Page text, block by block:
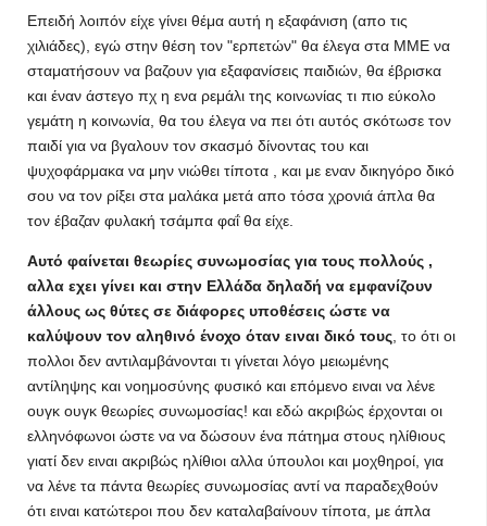
Επειδή λοιπόν είχε γίνει θέμα αυτή η εξαφάνιση (απο τις
χιλιάδες), εγώ στην θέση τον "ερπετών" θα έλεγα στα ΜΜΕ να
σταματήσουν να βαζουν για εξαφανίσεις παιδιών, θα έβρισκα
και έναν άστεγο πχ η ενα ρεμάλι της κοινωνίας τι πιο εύκολο
γεμάτη η κοινωνία, θα του έλεγα να πει ότι αυτός σκότωσε τον
παιδί για να βγαλουν τον σκασμό δίνοντας του και
ψυχοφάρμακα να μην νιώθει τίποτα , και με εναν δικηγόρο δικό
σου να τον ρίξει στα μαλάκα μετά απο τόσα χρονιά άπλα θα
τον έβαζαν φυλακή τσάμπα φαΐ θα είχε.
Αυτό φαίνεται θεωρίες συνωμοσίας για τους πολλούς ,
αλλα εχει γίνει και στην Ελλάδα δηλαδή να εμφανίζουν
άλλους ως θύτες σε διάφορες υποθέσεις ώστε να
καλύψουν τον αληθινό ένοχο όταν ειναι δικό τους , το ότι οι
πολλοι δεν αντιλαμβάνονται τι γίνεται λόγο μειωμένης
αντίληψης και νοημοσύνης φυσικό και επόμενο ειναι να λένε
ουγκ ουγκ θεωρίες συνωμοσίας! και εδώ ακριβώς έρχονται οι
ελληνόφωνοι ώστε να να δώσουν ένα πάτημα στους ηλίθιους
γιατί δεν ειναι ακριβώς ηλίθιοι αλλα ύπουλοι και μοχθηροί, για
να λένε τα πάντα θεωρίες συνωμοσίας αντί να παραδεχθούν
ότι ειναι κατώτεροι που δεν καταλαβαίνουν τίποτα, με άπλα